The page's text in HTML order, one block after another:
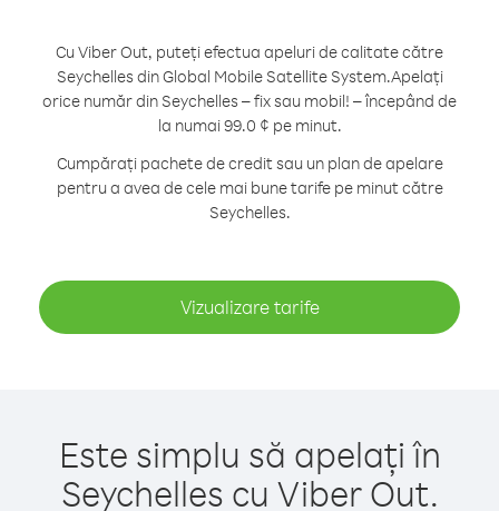
Cu Viber Out, puteți efectua apeluri de calitate către
Seychelles din Global Mobile Satellite System.Apelați
orice număr din Seychelles – fix sau mobil! – începând de
la numai 99.0 ¢ pe minut.
Cumpărați pachete de credit sau un plan de apelare
pentru a avea de cele mai bune tarife pe minut către
Seychelles.
Vizualizare tarife
Este simplu să apelați în
Seychelles cu Viber Out.